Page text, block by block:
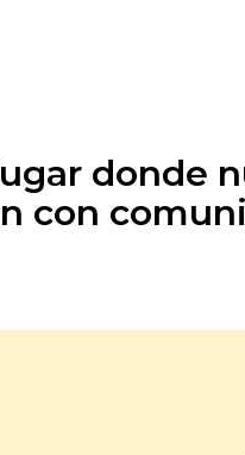
donde
con